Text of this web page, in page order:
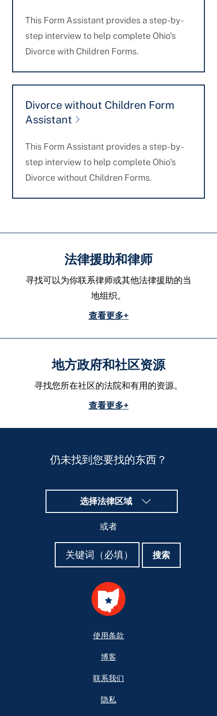
This Form Assistant provides a step-by-
step interview to help complete Ohio's
Divorce with Children Forms.
Divorce without Children Form
Assistant
This Form Assistant provides a step-by-
step interview to help complete Ohio's
Divorce without Children Forms.
法律援助和律师
寻找可以为你联系律师或其他法律援助的当
地组织。
查看更多+
地方政府和社区资源
寻找您所在社区的法院和有用的资源。
查看更多+
仍未找到您要找的东西？
选择法律区域
或者
搜索
使用条款
博客
联系我们
隐私